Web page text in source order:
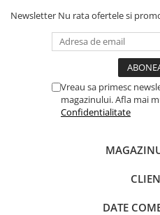
Newsletter Nu rata ofertele si
Vreau sa primesc
magazinului. Afla mai
Confidentialitate
DATE